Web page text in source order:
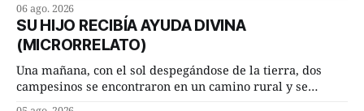
Dime, hombre sabio, ¿qué es el amor según tú? Su
consejero, que era muy prudente y astuto le respondió de
inmediato:
06 ago. 2026
SU HIJO RECIBÍA AYUDA DIVINA
(MICRORRELATO)
Una mañana, con el sol despegándose de la tierra, dos
campesinos se encontraron en un camino rural y se